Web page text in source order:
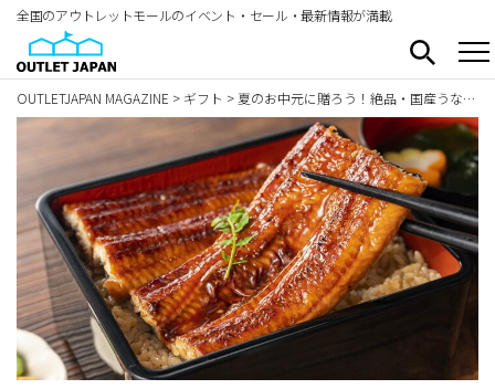
全国のアウトレットモールのイベント・セール・最新情報が満載
OUTLETJAPAN MAGAZINE > ギフト > 夏のお中元に贈ろう！絶品・国産うなぎギフト10選